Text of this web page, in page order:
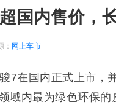
国内售价，
： 网上车市
7在国内正式上市，
域内最为绿色环保